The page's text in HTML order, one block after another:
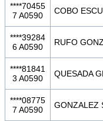
****70455
7 A0590
COBO
****39284
6 A0590
RUFO
****81841
3 A0590
QUESADA
****08775
7 A0590
GONZALEZ